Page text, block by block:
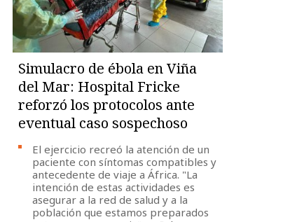
Simulacro de ébola en Viña
del Mar: Hospital Fricke
reforzó los protocolos ante
eventual caso sospechoso
El ejercicio recreó la atención de un
paciente con síntomas compatibles y
antecedente de viaje a África. "La
intención de estas actividades es
asegurar a la red de salud y a la
población que estamos preparados